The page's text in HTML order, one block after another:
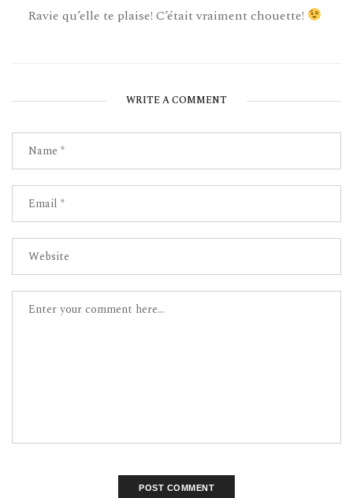
Ravie qu’elle te plaise! C’était vraiment chouette!
WRITE A COMMENT